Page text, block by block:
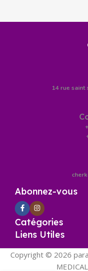
14 rue saint
Abonnez-vous
Catégories
Liens Utiles
Copyright © 2026 para